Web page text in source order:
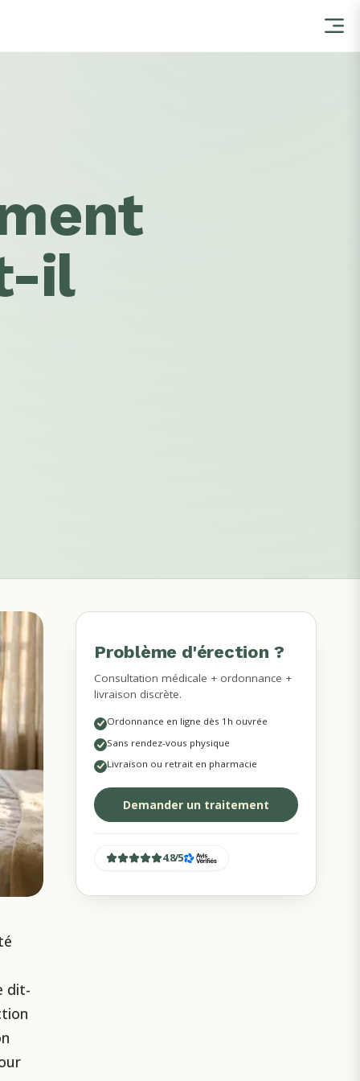
il
dit-
MÉDECINS DISPONIBLES
Problème d'érection ?
Consultation médicale + ordonnance +
livraison discrète.
Ordonnance en ligne dès 1h ouvrée
Sans rendez-vous physique
Livraison ou retrait en pharmacie
Demander un traitement
4.8/5